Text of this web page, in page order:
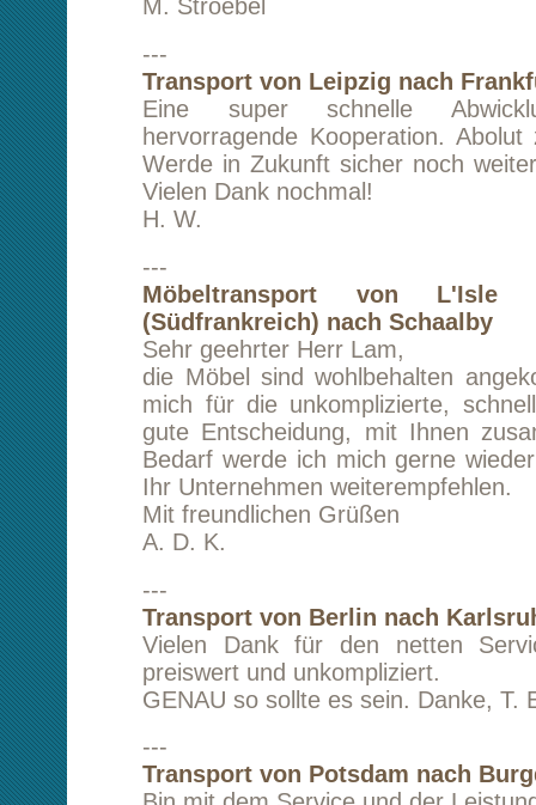
Umzug von Berlin nach
(Großbritannien)
Wir waren sehr zufrieden mit dem
Flexbilität und Kundenfreundlichkeit des
Wir würden Sie auf jeden Fall weiterempfehlen.
K. B.
Hallo Herr Lam!
Wir waren sehr zufrieden mit der schnellen
und der netten Kommunikation vor dem
danach. Die Möbel sind gut und pünktlich
Vielen Dank und wir würden Sie auf
weiterempfehlen.
Gruß T. W.
Umzug von Stuttgart nach Hamburg
Die Kommunikation mit kl transporte war
und sehr sympathisch, das
Transportunternehmen sehr zuverlässig.
wieder!
Umzug von Paris (Frankreich) nach Berlin
Besser geht es nicht. Super Preis-
Unkomplizierter Transport. Freundlicher
nach Absprache auch kurzfristig super
J. M.